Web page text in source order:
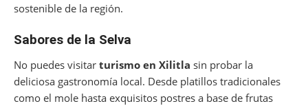
sostenible de la región.
Sabores de la Selva
No puedes visitar turismo en Xilitla sin probar la
deliciosa gastronomía local. Desde platillos tradicionales
como el mole hasta exquisitos postres a base de frutas